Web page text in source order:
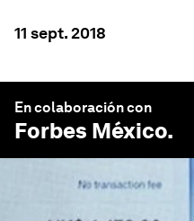
11 sept. 2018
En colaboración con
Forbes México.